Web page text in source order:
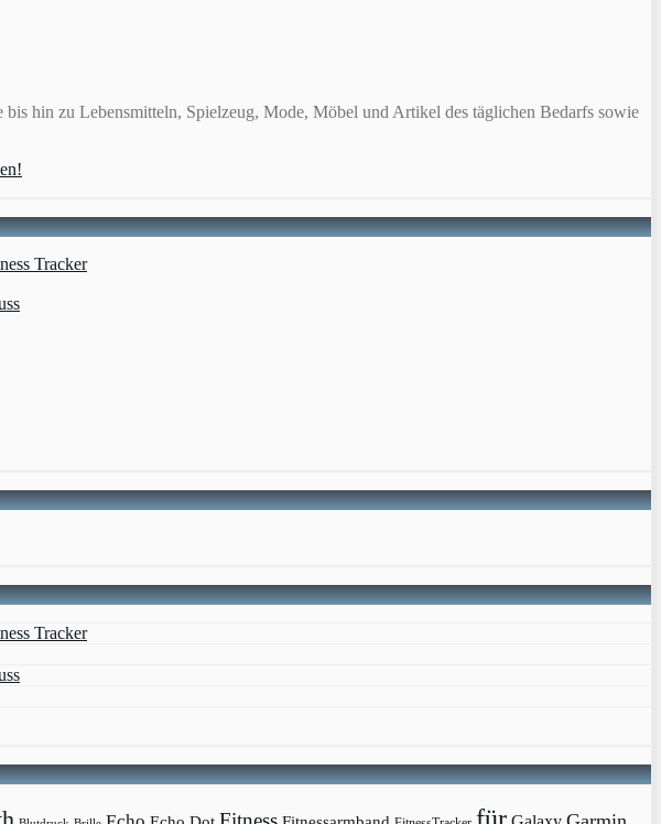
hin zu Lebensmitteln, Spielzeug, Mode, Möbel und Artikel des täglichen Bedarfs sowie
Tracker
Tracker